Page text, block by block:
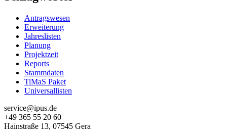
Antragswesen
Erweiterung
Jahreslisten
Planung
Projektzeit
Reports
Stammdaten
TiMaS Paket
Universallisten
service@ipus.de
+49 365 55 20 60
Hainstraße 13, 07545 Gera